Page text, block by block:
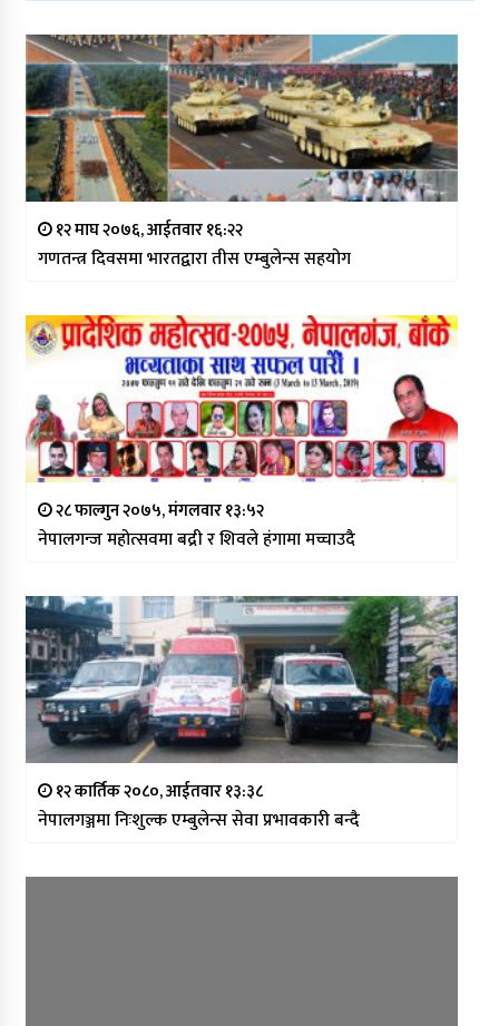
१२ माघ २०७६, आईतवार १६:२२
गणतन्त्र दिवसमा भारतद्वारा तीस एम्बुलेन्स सहयोग
२८ फाल्गुन २०७५, मंगलवार १३:५२
नेपालगन्ज महोत्सवमा बद्री र शिवले हंगामा मच्चाउदै
१२ कार्तिक २०८०, आईतवार १३:३८
नेपालगञ्जमा निःशुल्क एम्बुलेन्स सेवा प्रभावकारी बन्दै